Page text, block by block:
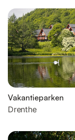
Vakantieparken
Drenthe